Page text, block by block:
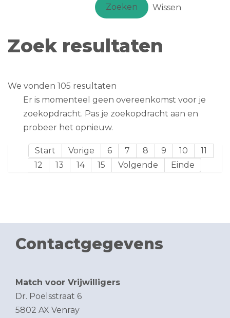
Zoeken Wissen
Zoek resultaten
We vonden 105 resultaten
Er is momenteel geen overeenkomst voor je
zoekopdracht. Pas je zoekopdracht aan en
probeer het opnieuw.
Start Vorige 6 7 8 9 10
11
12
13 14 15 Volgende Einde
Contactgegevens
Match voor Vrijwilligers
Dr. Poelsstraat 6
5802 AX Venray